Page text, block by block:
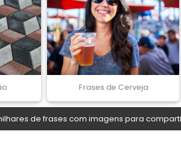
Frases de Cerveja
de frases com imagens para